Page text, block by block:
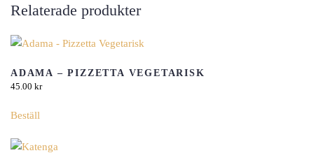
Relaterade produkter
ADAMA – PIZZETTA VEGETARISK
45.00 kr
Beställ